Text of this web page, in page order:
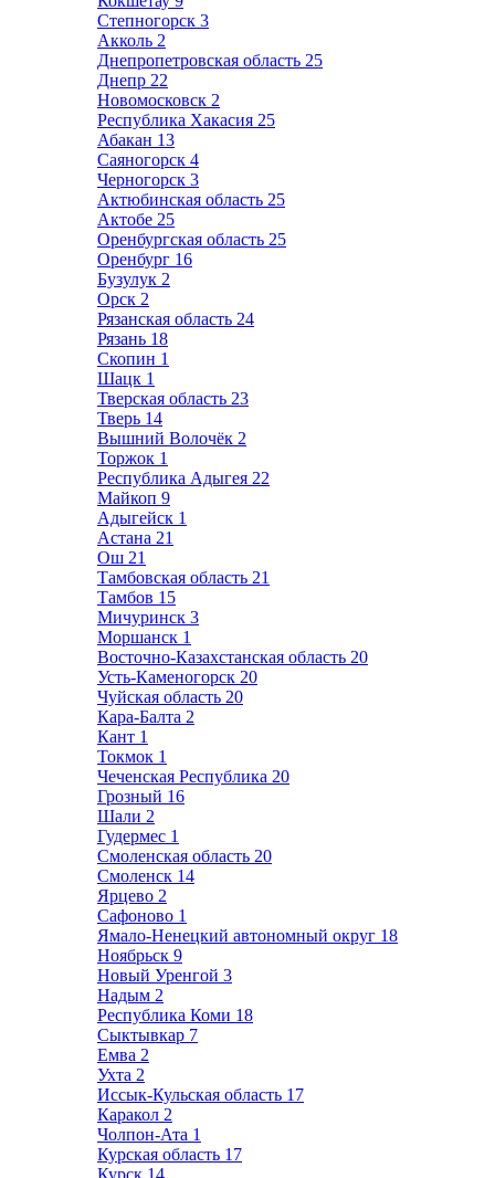
Степногорск 3
Акколь 2
Днепропетровская область 25
Днепр 22
Новомосковск 2
Республика Хакасия 25
Абакан 13
Саяногорск 4
Черногорск 3
Актюбинская область 25
Актобе 25
Оренбургская область 25
Оренбург 16
Бузулук 2
Орск 2
Рязанская область 24
Рязань 18
Скопин 1
Шацк 1
Тверская область 23
Тверь 14
Вышний Волочёк 2
Торжок 1
Республика Адыгея 22
Майкоп 9
Адыгейск 1
Астана 21
Ош 21
Тамбовская область 21
Тамбов 15
Мичуринск 3
Моршанск 1
Восточно-Казахстанская область 20
Усть-Каменогорск 20
Чуйская область 20
Кара-Балта 2
Кант 1
Токмок 1
Чеченская Республика 20
Грозный 16
Шали 2
Гудермес 1
Смоленская область 20
Смоленск 14
Ярцево 2
Сафоново 1
Ямало-Ненецкий автономный округ 18
Ноябрьск 9
Новый Уренгой 3
Надым 2
Республика Коми 18
Сыктывкар 7
Емва 2
Ухта 2
Иссык-Кульская область 17
Каракол 2
Чолпон-Ата 1
Курская область 17
Курск 14